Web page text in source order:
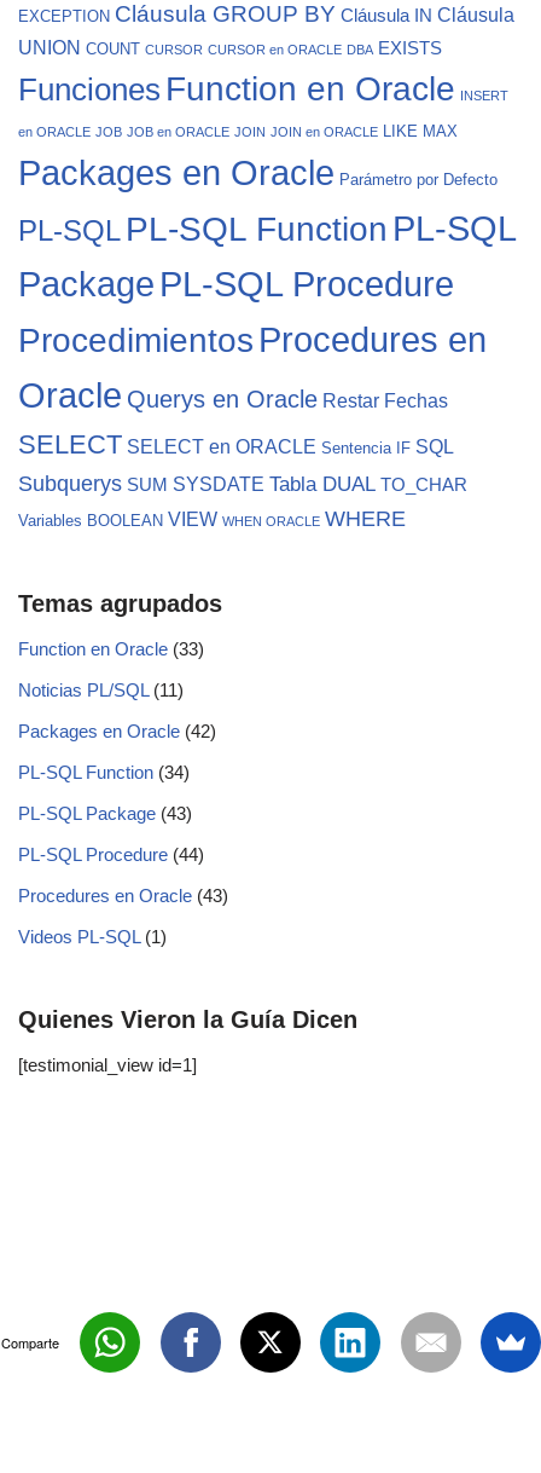
EXCEPTION Cláusula GROUP BY Cláusula IN Cláusula
UNION COUNT CURSOR CURSOR en ORACLE DBA EXISTS
Funciones Function en Oracle INSERT
en ORACLE JOB JOB en ORACLE JOIN JOIN en ORACLE LIKE MAX
Packages en Oracle Parámetro por Defecto
PL-SQL PL-SQL Function PL-SQL
Package PL-SQL Procedure
Procedimientos Procedures en
Oracle Querys en Oracle Restar Fechas
SELECT SELECT en ORACLE Sentencia IF SQL
Subquerys SUM SYSDATE Tabla DUAL TO_CHAR
Variables BOOLEAN VIEW WHEN ORACLE WHERE
Temas agrupados
Function en Oracle (33)
Noticias PL/SQL(11)
Packages en Oracle (42)
PL-SQL Function (34)
PL-SQL Package (43)
PL-SQL Procedure (44)
Procedures en Oracle (43)
Videos PL-SQL(1)
Quienes Vieron la Guía Dicen
[testimonial_view id=1]
Neve | Funciona gracias a
WordPress
Comparte